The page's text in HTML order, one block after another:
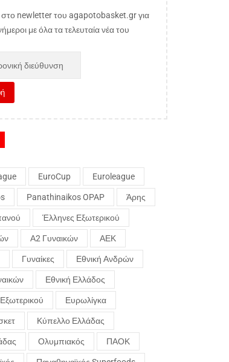
στο newletter του agapotobasket.gr για
με όλα τα τελευταία νέα του
EuroCup Euroleague
Panathinaikos OPAP Άρης
Έλληνες Εξωτερικού
Α2 Γυναικών ΑΕΚ
Γυναίκες Εθνική Ανδρών
Εθνική Ελλάδος
Ευρωλίγκα
Κύπελλο Ελλάδας
Ολυμπιακός ΠΑΟΚ